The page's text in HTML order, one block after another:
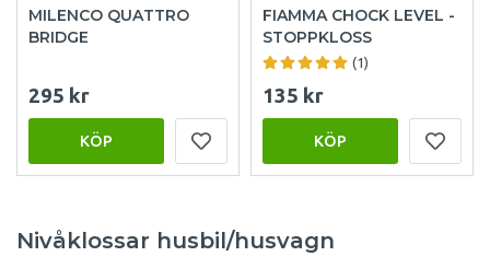
MILENCO QUATTRO
BRIDGE
295 kr
KÖP
FIAMMA CHOCK LEVEL -
STOPPKLOSS
(1)
135 kr
KÖP
Nivåklossar husbil/husvagn